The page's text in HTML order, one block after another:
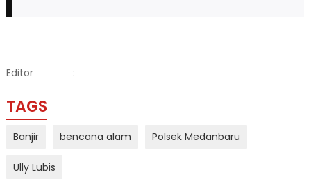
Editor :
TAGS
Banjir bencana alam Polsek Medanbaru
Ully Lubis